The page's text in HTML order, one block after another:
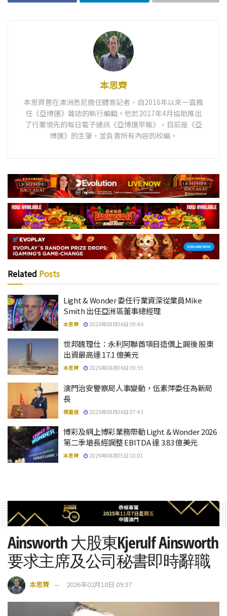
本思齊
本思齊曾在澳洲悉尼擔任體育記者，自2016年以來一直擔
任《亞博匯》雜誌的執行編輯。他於2017年4月協助推出
了行業領先的每日電子通訊《亞博匯早報》，目前是《亞
博匯》的主筆，並負責所有內容的校編。
Related Posts
Light & Wonder 委任行業資深從業員Mike
Smith 出任亞洲區董事總經理
本思齊 2026年08月06日 09:46
世邦魏理仕：永利阿聯酋項目造價上調後 股東
出資最高達 17.1 億美元
本思齊 2026年08月06日 09:35
澳門治安警察局人事變動，伍素萍委任為新局
長
陳嘉俊 2026年08月06日 07:43
博彩及網上博彩業務帶動 Light & Wonder 2026
第二季增長經調整 EBITDA 達 3.83 億美元
本思齊 2026年08月05日 10:01
Ainsworth 大股東Kjerulf Ainsworth
要求主席及公司秘書即時辭職
本思齊 2026年02月18日 09:37